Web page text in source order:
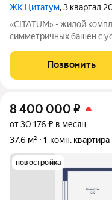
ЖК Цитатум, 3 квартал
«CITATUM» - жилой
симметричных башен с
котором расположится
консьержем и мягкой
Позвонить
8 400 000 ₽
от 30 176 ₽ в месяц
37,6 м²
1-комн. квартира
новостройка